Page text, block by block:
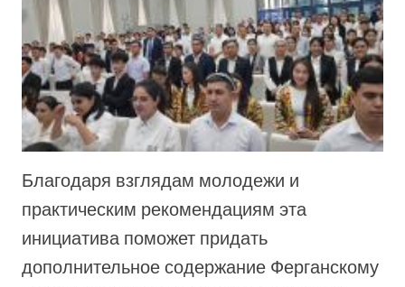
Благодаря взглядам молодежи и
практическим рекомендациям эта
инициатива поможет придать
дополнительное содержание Ферганскому